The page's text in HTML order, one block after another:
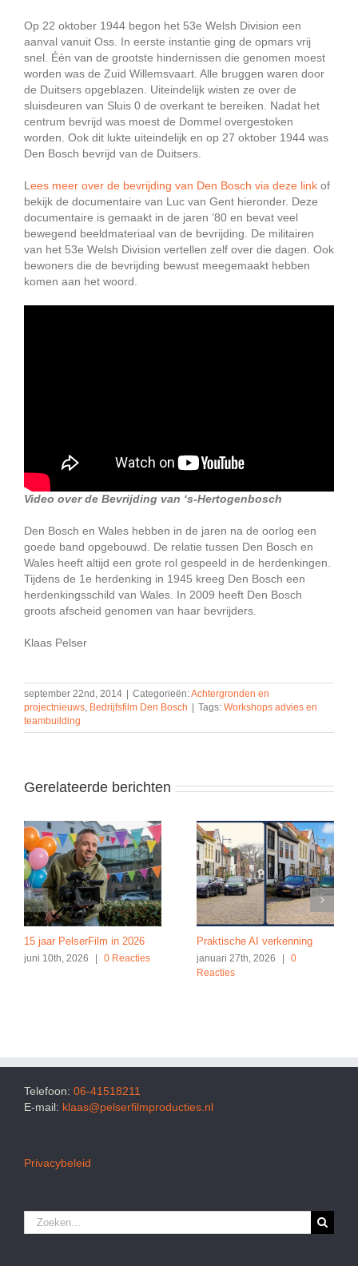
Op 22 oktober 1944 begon het 53e Welsh Division een
aanval vanuit Oss. In eerste instantie ging de opmars vrij
snel. Één van de grootste hindernissen die genomen moest
worden was de Zuid Willemsvaart. Alle bruggen waren door
de Duitsers opgeblazen. Uiteindelijk wisten ze over de
sluisdeuren van Sluis 0 de overkant te bereiken. Nadat het
centrum bevrijd was moest de Dommel overgestoken
worden. Ook dit lukte uiteindelijk en op 27 oktober 1944 was
Den Bosch bevrijd van de Duitsers.
L ees meer over de bevrijding van Den Bosch via deze linkof
bekijk de documentaire van Luc van Gent hieronder. Deze
documentaire is gemaakt in de jaren ’80 en bevat veel
bewegend beeldmateriaal van de bevrijding. De militairen
van het 53e Welsh Division vertellen zelf over die dagen. Ook
bewoners die de bevrijding bewust meegemaakt hebben
komen aan het woord.
Video over de Bevrijding van ‘s-Hertogenbosch
Den Bosch en Wales hebben in de jaren na de oorlog een
goede band opgebouwd. De relatie tussen Den Bosch en
Wales heeft altijd een grote rol gespeeld in de herdenkingen.
Tijdens de 1e herdenking in 1945 kreeg Den Bosch een
herdenkingsschild van Wales. In 2009 heeft Den Bosch
groots afscheid genomen van haar bevrijders.
Klaas Pelser
september 22nd, 2014 Categorieën:Achtergronden en
projectnieuws, Bedrijfsfilm Den Bosch Tags: Workshops advies en
teambuilding
Gerelateerde berichten
15 jaar PelserFilm in 2026
juni 10th, 2026 | 0 Reacties
Praktische AI verkenning
januari 27th, 2026 |
0
Reacties
Telefoon: 06-41518211
E-mail: klaas@pelserfilmproducties.nl
Privacybeleid
Zoeken
naar: